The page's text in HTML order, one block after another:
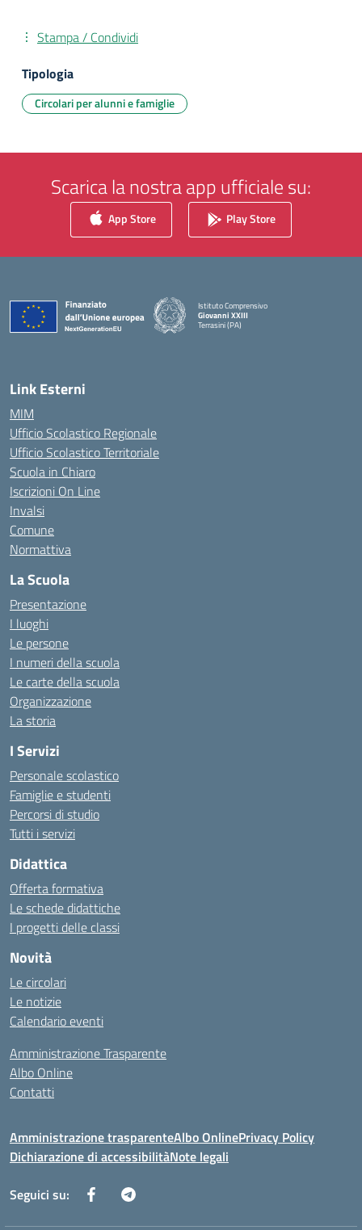
Stampa / Condividi
Tipologia
Circolari per alunni e famiglie
Scarica la nostra app ufficiale su:
App Store Play Store
Istituto Comprensivo
Giovanni XXIII
Terrasini (PA)
Link Esterni
MIM
Ufficio Scolastico Regionale
Ufficio Scolastico Territoriale
Scuola in Chiaro
Iscrizioni On Line
Invalsi
Comune
Normattiva
La Scuola
Presentazione
I luoghi
Le persone
I numeri della scuola
Le carte della scuola
Organizzazione
La storia
I Servizi
Personale scolastico
Famiglie e studenti
Percorsi di studio
Tutti i servizi
Didattica
Offerta formativa
Le schede didattiche
I progetti delle classi
Novità
Le circolari
Le notizie
Calendario eventi
Amministrazione Trasparente
Albo Online
Contatti
Amministrazione trasparenteAlbo OnlinePrivacy Policy
Dichiarazione di accessibilitàNote legali
Seguici su: